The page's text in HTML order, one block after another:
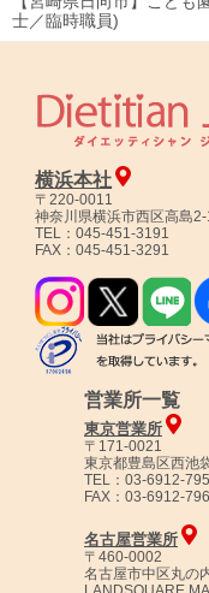
士／臨時職員)
横浜本社
〒220-0011
神奈川県横浜市西区高島
TEL：045-451-3191
FAX：045-451-3291
営業所一覧
東京営業所
〒171-0021
東京都豊島区西池
TEL：03-6912-
FAX：03-6912-
名古屋営業所
〒460-0002
名古屋市中区丸の